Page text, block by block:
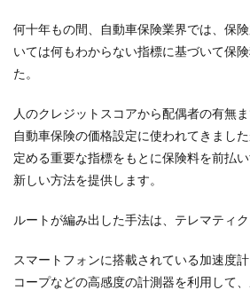
何十年もの間、自動車保険業界では、保
いては何もわからない指標に基づいて保
た。
人のクレジットスコアから配偶者の有無
自動車保険の価格設定に使われてきまし
定める重要な指標をもとに保険料を前払
新しい方法を提供します。
ルートが編み出した手法は、テレマティク
スマートフォンに搭載されている加速度
コープなどの高感度の計測器を利用して